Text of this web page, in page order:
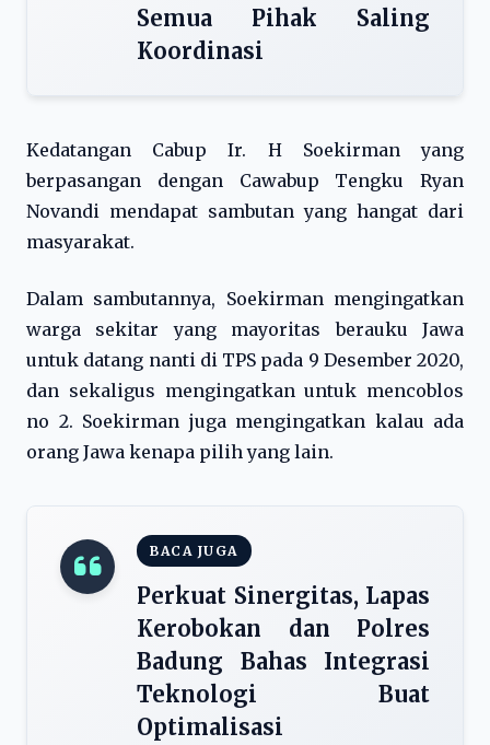
Semua Pihak Saling
Koordinasi
Kedatangan Cabup Ir. H Soekirman yang
berpasangan dengan Cawabup Tengku Ryan
Novandi mendapat sambutan yang hangat dari
masyarakat.
Dalam sambutannya, Soekirman mengingatkan
warga sekitar yang mayoritas berauku Jawa
untuk datang nanti di TPS pada 9 Desember 2020,
dan sekaligus mengingatkan untuk mencoblos
no 2. Soekirman juga mengingatkan kalau ada
orang Jawa kenapa pilih yang lain.
BACA JUGA
Perkuat Sinergitas, Lapas
Kerobokan dan Polres
Badung Bahas Integrasi
Teknologi Buat
Optimalisasi